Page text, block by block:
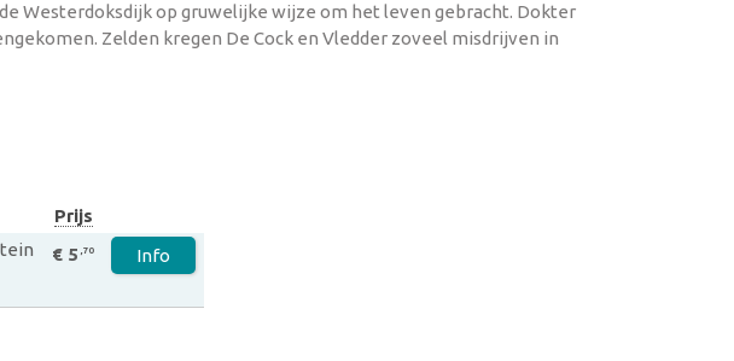
Westerdoksdijk op gruwelijke wijze om het leven gebracht. Dokter
Zelden kregen De Cock en Vledder zoveel misdrijven in
Prijs
€ 5 ,70 Info